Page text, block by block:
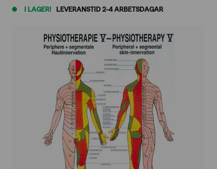
I LAGER! LEVERANSTID 2-4 ARBETSDAGAR